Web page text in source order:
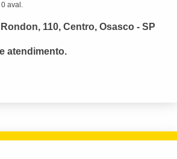
0 aval.
110, Centro, Osasco - SP
atendimento.